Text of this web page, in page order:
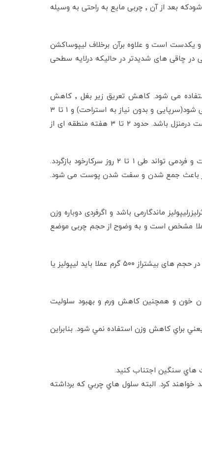
می شود تا تابش لیزر به سلولهای چربی برخورد کند و سبب پاره شدن دیواره سلولهای چربی و سپس آزادشدن چربی مایع درون سلول شودکه بعد از آن ٬ چربی مایع به راحتی به وسیله
و زیرپوست به هیچ وجه مانند لیپوساکشن نا همواری پیدا نمی کند٬ درنتیجه صاف و یکدست است و علاوه برآن برخلاف لیپوساکشن
چاقی های شدیدتر در حالیکه درلایه سطحی
لیزر لیپولیز برای بازوها ٬ پهلوها ٬ رانها ٬ شکم و غبغب کاربرد داشته و همچنین برای رفع شلی پوست بازوها و غبغب وشکم استفاده می شود. کاهش تعریق زیر بغل ٬ کاهش
اسکارهای عمیق و جای جوش صورت از کاربردهای جدیدتر این نوع لیزراست .معمولا بعد از مدت کوتاهی (۱ تا۴ ساعت) فردمرخص می شود(سرپایی و بدون نیاز به استراحت) و ۱ تا ۳
روز استراحت در منزل توصیه می شود. زیرابعداز رفع اثرداروهای بی حسی دردقابل تحملی مثل درد کوفتگی وجوددارد که فردراحت تر است درمنزل باشد. حدود ۲ تا ۳ هفته منطقه ای از
لیزر لیپولیز برخلاف لیپوساکشن نیاز به بیهوشی ندارد و سبب ناهمواری سطح پوست نمی شود. کبودی و تورم ناحیه خیلی کمتراست و فردمی تواند طی ۱ تا ۲ روز سرکارخود بازگردد.
خوبی باشد زیرا تابش لیزر باعث جمع شدن و سفت شدن پوست می شود.
چربی بزرگترمی شود بنابراین اثرلیزرلیپولیز ماندگارمی باشد و اگرفردی دوباره وزن
کاملا مشخص است و به وضوح از حجم چربی موضع
درتجمعات موضعی کوچک بافت های چربی که حجمی کمتراز ۵۰۰ گرم دارند ٬ می توان از لیزر لیپولیز یا لیپوساکشن استفاده کرد ٬ اما در حجم های بیشتراز ۵۰۰ گرم عملا باید لیپولیز یا
پوست و بهبود جریان لنفاوی و جریان خون و همچنین کاهش ورم و بهبود سلولیت
براي كاهش وزن استفاده نمي شود. بنابراين
خواهند كرد. البته سلول هاي چربي كه برداشته